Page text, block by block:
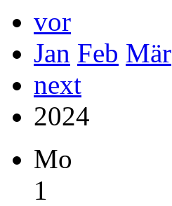
vor
Jan Feb Mär
next
2024
Mo
1